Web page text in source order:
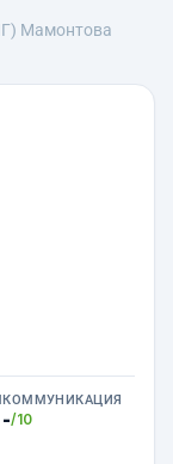
Мамонтова
КОММУНИКАЦИЯ
-/10